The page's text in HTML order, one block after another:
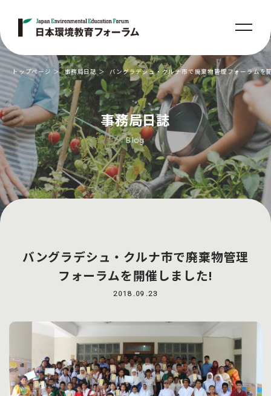
事務局日誌
Blog
トップページ 事務局日誌 バングラデシュ・クルナ市で廃棄物管理フォーラムを
バングラデシュ・クルナ市で廃棄物管理
フォーラムを開催しました!
2018.09.23